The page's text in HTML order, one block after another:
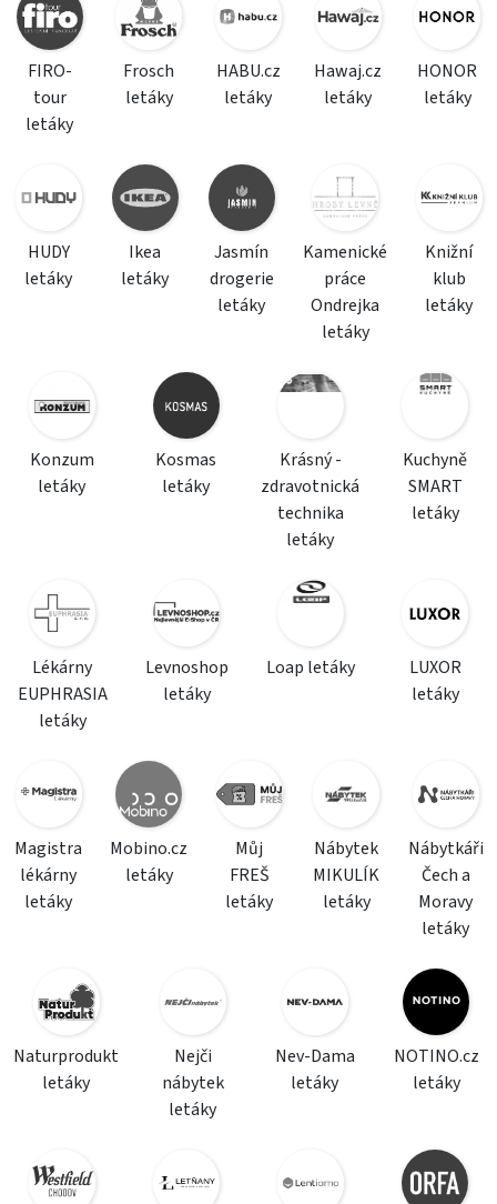
FIRO-
tour
letáky
Frosch
letáky
HABU.cz
letáky
Hawaj.cz
letáky
HONOR
letáky
HUDY
letáky
Ikea
letáky
Jasmín
drogerie
letáky
Kamenické
práce
Ondrejka
letáky
Knižní
klub
letáky
Konzum
letáky
Kosmas
letáky
Krásný -
zdravotnická
technika
letáky
Kuchyně
SMART
letáky
Lékárny
EUPHRASIA
letáky
Levnoshop
letáky
Loap letáky
LUXOR
letáky
Magistra
lékárny
letáky
Mobino.cz
letáky
Můj
FREŠ
letáky
Nábytek
MIKULÍK
letáky
Nábytkáři
Čech a
Moravy
letáky
Naturprodukt
letáky
Nejči
nábytek
letáky
Nev-Dama
letáky
NOTINO.cz
letáky